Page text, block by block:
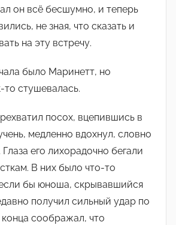
к
т
-
а
м
и
н
он всё бесшумно, и теперь
не зная, что сказать и
на эту встречу.
было Маринетт, но
то стушевалась.
посох, вцепившись в
медленно вдохнул, словно
его лихорадочно бегали
В них было что-то
бы юноша, скрывавшийся
получил сильный удар по
конца соображал, что